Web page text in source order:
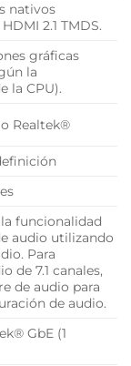
nativos
2.1 TMDS.
gráficas
la
la CPU).
Realtek®
funcionalidad
audio utilizando
Para
de 7.1 canales,
de audio para
de audio.
GbE (1